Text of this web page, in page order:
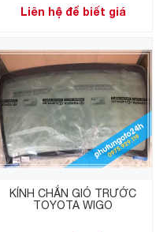
Liên hệ để biết giá
KÍNH CHẮN GIÓ TRƯỚC
TOYOTA WIGO